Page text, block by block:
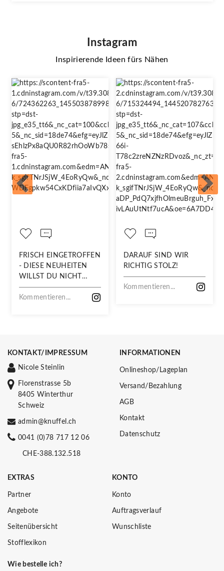
Instagram
Inspirierende Ideen fürs Nähen
FRISCH EINGETROFFEN
- DIESE NEUHEITEN
WILLST DU NICHT
VERPASSEN!
Kommentieren...
DARAUF SIND WIR
RICHTIG STOLZ!
Kommentieren...
KONTAKT/IMPRESSUM
Nicole Steinlin
Florenstrasse 5b
8405 Winterthur
Schweiz
admin@knuffel.ch
0041 (0)78 717 12 06
CHE-388.132.518
INFORMATIONEN
Onlineshop/Lageplan
Versand/Bezahlung
AGB
Kontakt
Datenschutz
EXTRAS
Partner
Angebote
Seitenübersicht
Stofflexikon
KONTO
Konto
Auftragsverlauf
Wunschliste
Wie bestelle ich?